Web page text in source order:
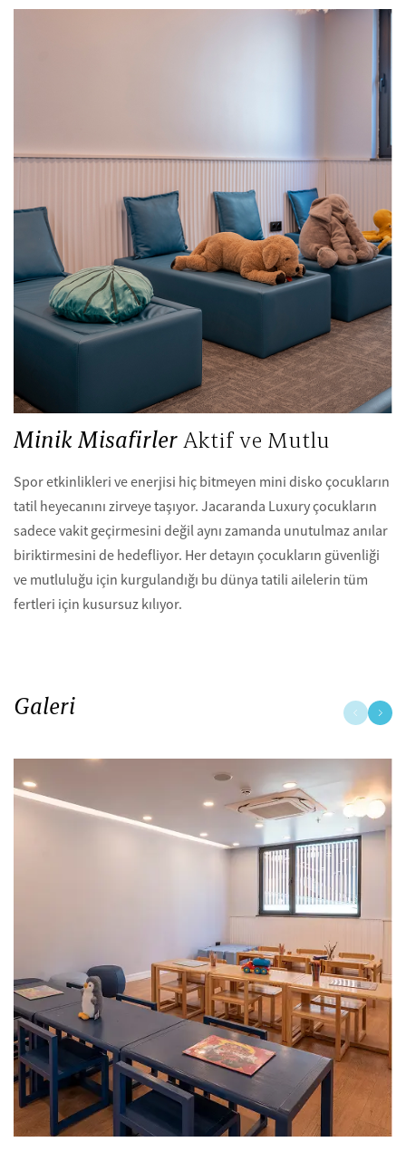
Minik Misafirler Aktif ve Mutlu
Spor etkinlikleri ve enerjisi hiç bitmeyen mini disko çocukların
tatil heyecanını zirveye taşıyor. Jacaranda Luxury çocukların
sadece vakit geçirmesini değil aynı zamanda unutulmaz anılar
biriktirmesini de hedefliyor. Her detayın çocukların güvenliği
ve mutluluğu için kurgulandığı bu dünya tatili ailelerin tüm
fertleri için kusursuz kılıyor.
Galeri